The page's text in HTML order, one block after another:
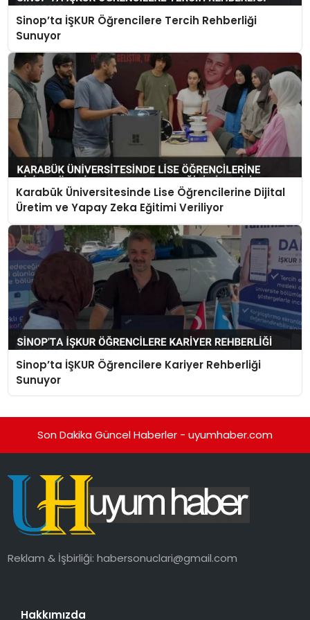
Sinop’ta İŞKUR Öğrencilere Tercih Rehberliği
Sunuyor
Karabük Üniversitesinde Lise Öğrencilerine Dijital
Üretim ve Yapay Zeka Eğitimi Veriliyor
Sinop’ta İŞKUR Öğrencilere Kariyer Rehberliği
Sunuyor
Son Dakika Güncel Haberler - uyumhaber.com
Reklam & İşbirliği:habersonuclari@gmail.com
Hakkımızda